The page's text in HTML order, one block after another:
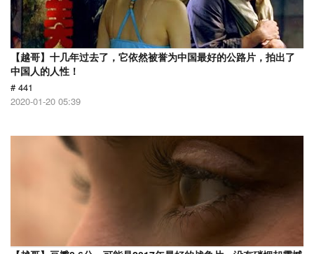
【越哥】十几年过去了，它依然被誉为中国最好的公路片，拍出了
中国人的人性！
# 441
2020-01-20 05:39